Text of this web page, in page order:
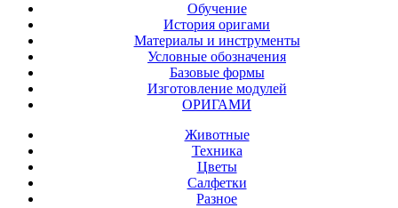
Обучение
История оригами
Материалы и инструменты
Условные обозначения
Базовые формы
Изготовление модулей
ОРИГАМИ
Животные
Техника
Цветы
Салфетки
Разное